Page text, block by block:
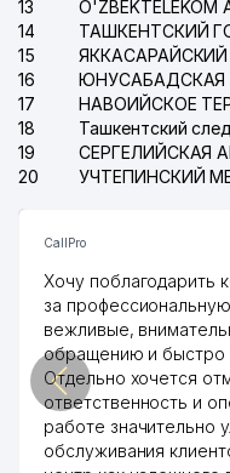
13
O'ZBEKTELEKOM
14
15
16
17
18
19
20
CallPro
Хочу поблагодарить
за
вежливые,
обращению и быстро
Отдельно хочется
ответственность и
работе значительно
обслуживания